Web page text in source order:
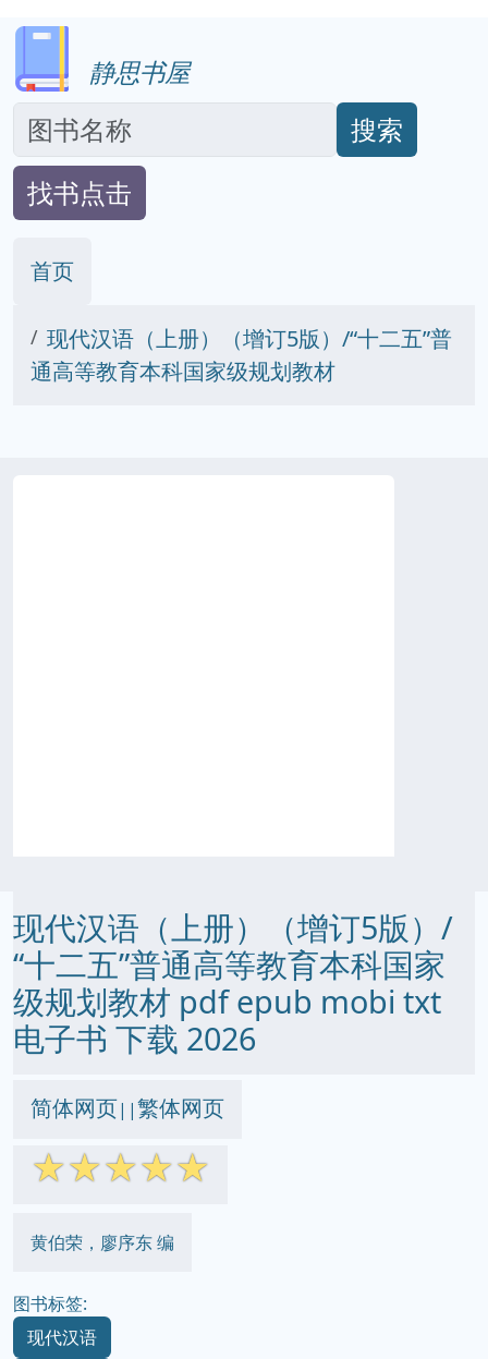
静思书屋
搜索
找书点击
首页
现代汉语（上册）（增订5版）/“十二五”普
通高等教育本科国家级规划教材
现代汉语（上册）（增订5版）/
“十二五”普通高等教育本科国家
级规划教材 pdf epub mobi txt
电子书 下载 2026
简体网页||繁体网页
☆☆☆☆☆
黄伯荣，廖序东 编
图书标签:
现代汉语